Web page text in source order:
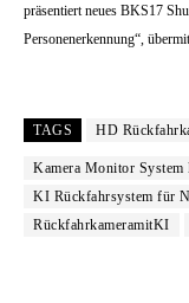
präsentiert neues BKS17
Personenerkennung“,
TAGS HD
Kamera Monitor System
KI Rückfahrsystem für
RückfahrkameramitKI